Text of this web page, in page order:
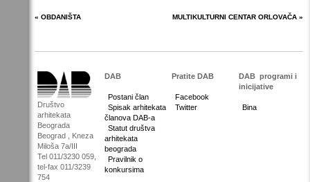
« OBDANIŠTA MULTIKULTURNI CENTAR ORLOVAČA »
Društvo
arhitekata
Beograda
Beograd , Kneza
Miloša 7a/III
Tel 011/3230 059,
tel-fax 011/3239
754
DAB
Postani član
Spisak arhitekata
članova DAB-a
Statut društva
arhitekata
beograda
Pravilnik o
konkursima
Pratite DAB
Facebook
Twitter
DAB programi i
inicijative
Bina